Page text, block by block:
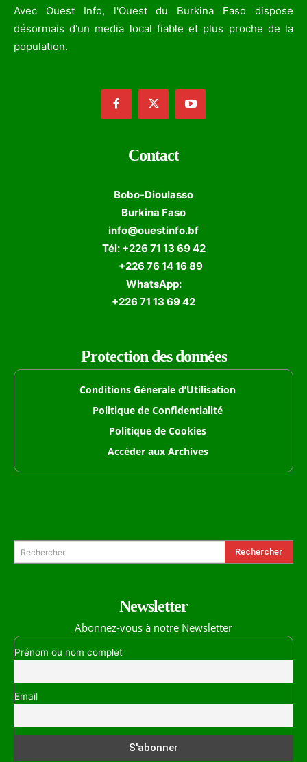
Avec Ouest Info, l'Ouest du Burkina Faso dispose
désormais d'un media local fiable et plus proche de la
population.
Contact
Bobo-Dioulasso
Burkina Faso
info@ouestinfo.bf
Tél: +226 71 13 69 42
+226 76 14 16 89
WhatsApp:
+226 71 13 69 42
Protection des données
Conditions Génerale d’Utilisation
Politique de Confidentialité
Politique de Cookies
Accéder aux Archives
Rechercher Rechercher
Newsletter
Abonnez-vous à notre Newsletter
Prénom ou nom complet
Email